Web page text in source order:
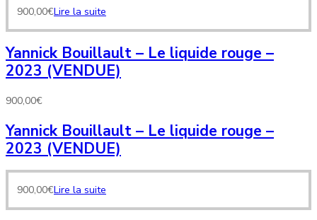
900,00€Lire la suite
Yannick Bouillault – Le liquide rouge –
2023 (VENDUE)
900,00€
Yannick Bouillault – Le liquide rouge –
2023 (VENDUE)
900,00€Lire la suite